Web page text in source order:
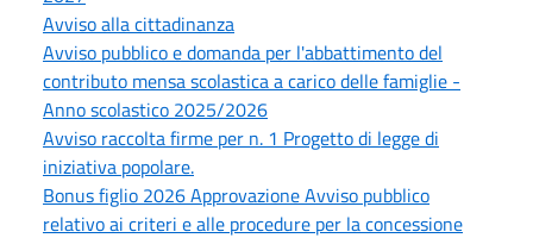
Avviso alla cittadinanza
Avviso pubblico e domanda per l'abbattimento del
contributo mensa scolastica a carico delle famiglie -
Anno scolastico 2025/2026
Avviso raccolta firme per n. 1 Progetto di legge di
iniziativa popolare.
Bonus figlio 2026 Approvazione Avviso pubblico
relativo ai criteri e alle procedure per la concessione